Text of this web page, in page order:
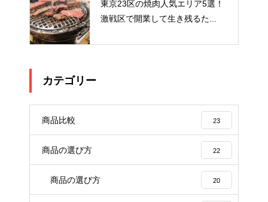
東京23区の焼肉人気エリア5選！
激戦区で開業して生き残るた...
カテゴリー
商品比較 23
商品の選び方 22
商品の選び方 20